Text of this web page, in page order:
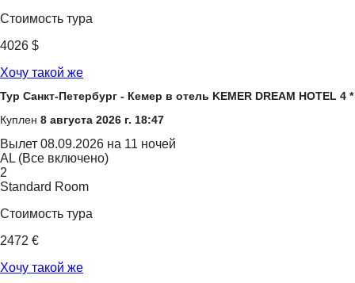
Стоимость тура
4026 $
Хочу такой же
Тур Санкт-Петербург - Кемер в отель KEMER DREAM HOTEL 4 *
Куплен 8 августа 2026 г. 18:47
Вылет 08.09.2026 на 11 ночей
AL (Все включено)
2
Standard Room
Стоимость тура
2472 €
Хочу такой же